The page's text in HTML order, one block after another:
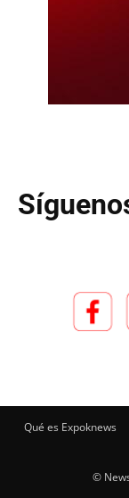
Qué es Expoknews
©